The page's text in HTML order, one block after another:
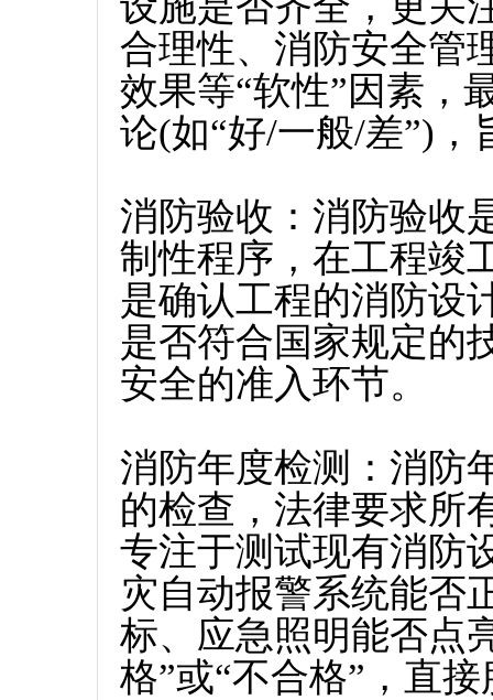
合理性、消防安全管
效果等“软性”因素，
论(如“好/一般/差”)
消防验收：消防验收
制性程序，在工程竣
是确认工程的消防设
是否符合国家规定的
安全的准入环节。
消防年度检测：消防
的检查‌，法律要求所
专注于测试现有消防
灾自动报警系统能否
标、应急照明能否点
格”或“不合格”，直